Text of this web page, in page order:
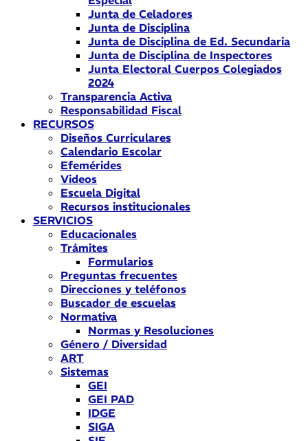
Junta de Celadores
Junta de Disciplina
Junta de Disciplina de Ed. Secundaria
Junta de Disciplina de Inspectores
Junta Electoral Cuerpos Colegiados
2024
Transparencia Activa
Responsabilidad Fiscal
RECURSOS
Diseños Curriculares
Calendario Escolar
Efemérides
Videos
Escuela Digital
Recursos institucionales
SERVICIOS
Educacionales
Trámites
Formularios
Preguntas frecuentes
Direcciones y teléfonos
Buscador de escuelas
Normativa
Normas y Resoluciones
Género / Diversidad
ART
Sistemas
GEI
GEI PAD
IDGE
SIGA